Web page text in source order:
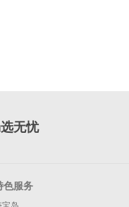
无忧
色服务